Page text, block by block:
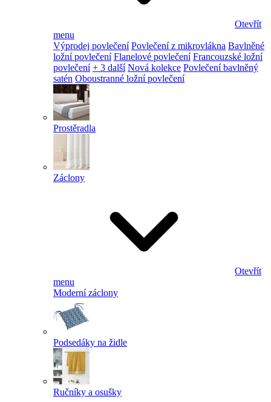
Otevřít
menu
Výprodej povlečení Povlečení z mikrovlákna Bavlněné
ložní povlečení Flanelové povlečení Francouzské ložní
povlečení + 3 další Nová kolekce Povlečení bavlněný
satén Oboustranné ložní povlečení
Prostěradla
Záclony
Otevřít
menu
Moderní záclony
Podsedáky na židle
Ručníky a osušky